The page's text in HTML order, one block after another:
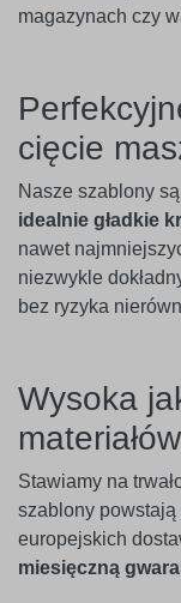
magazynach czy
cięcie
Nasze szablony
idealnie gładkie
nawet
niezwykle
bez ryzyka
Wysoka
materiałów
Stawiamy na
szablony powstają
europejskich
miesięczną